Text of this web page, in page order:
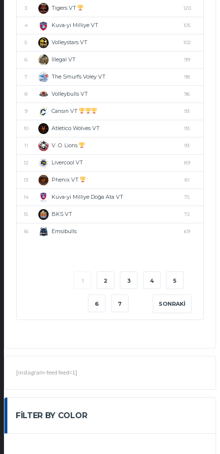
3 Tigers VT 120
4 Kuva-yi Milliye VT 105
5 Volleystars VT 102
6 İllegal VT 99
7 The Smurfs Voley VT 98
8 Volleybulls VT 96
9 Cansın VT 93
10 Atletico Wolves VT 93
11 V. O. Lions 93
12 Livercool VT 89
13 Phenix VT 81
14 Kuva-yi Milliye Doğa Ata VT 75
15 BKS VT 72
16 Emsibulls 69
1 2 3 4 5
6 7 SONRAKI
[instagram-feed feed=1]
FILTER BY COLOR